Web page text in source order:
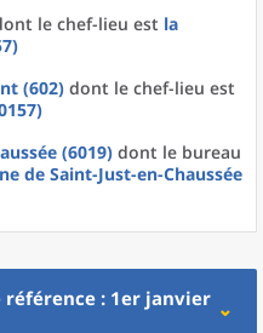
le chef-lieu est la
(602) dont le chef-lieu est
(6019) dont le bureau
de Saint-Just-en-Chaussée
référence : 1er janvier